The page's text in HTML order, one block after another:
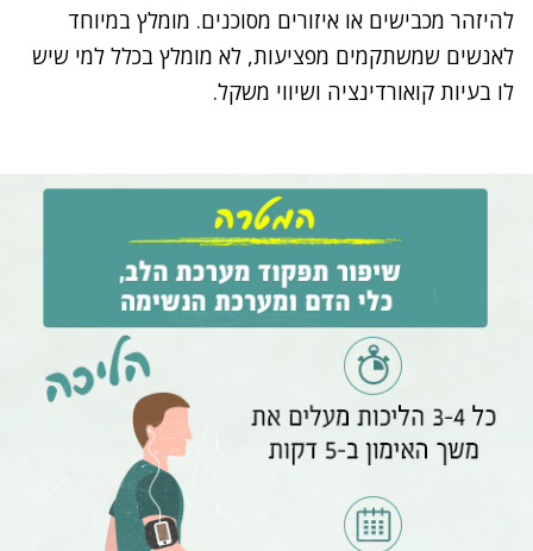
להיזהר מכבישים או איזורים מסוכנים. מומלץ במיוחד
לאנשים שמשתקמים מפציעות, לא מומלץ בכלל למי שיש
לו בעיות קואורדינציה ושיווי משקל.